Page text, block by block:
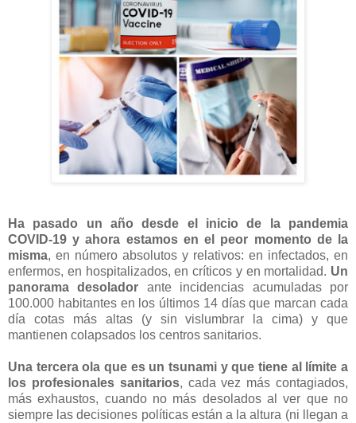
Ha pasado un año desde el inicio de la pandemia
COVID-19 y ahora estamos en el peor momento de la
misma, en número absolutos y relativos: en infectados, en
enfermos, en hospitalizados, en críticos y en mortalidad. Un
panorama desolador ante incidencias acumuladas por
100.000 habitantes en los últimos 14 días que marcan cada
día cotas más altas (y sin vislumbrar la cima) y que
mantienen colapsados los centros sanitarios.
Una tercera ola que es un tsunami y que tiene al límite a
los profesionales sanitarios, cada vez más contagiados,
más exhaustos, cuando no más desolados al ver que no
siempre las decisiones políticas están a la altura (ni llegan a